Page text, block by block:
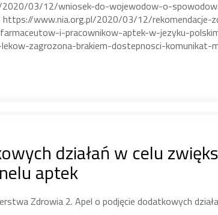
03/12/wniosek-do-wojewodow-o-
https://www.nia.org.pl/2020/03/12/rekomendacje-
i-pracownikow-aptek-w-jezyku-
zagrozona-brakiem-dostepnosci-komunikat-
działań w celu
aptek
Zdrowia 2. Apel o podjęcie dodatkowych